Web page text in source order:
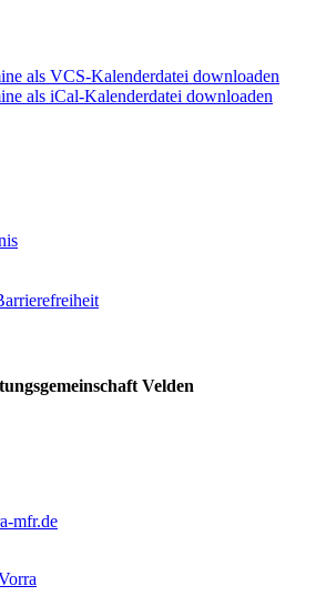
als VCS-Kalenderdatei downloaden
als iCal-Kalenderdatei downloaden
Velden
mfr.de